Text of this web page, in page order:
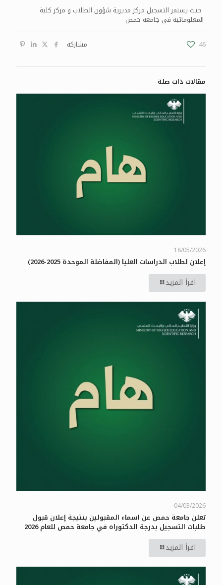
حيث يستمر التسجيل مركز مديرية شؤون الطلاب و مركز كلية
المعلوماتية في جامعة حمص
مشاركة
46
مقالات ذات صلة
18/05/2026
إعلان لطلاب الدراسات العليا (المفاضلة الموحدة 2025-2026)
اقرأ المزيد
04/03/2026
تعلن جامعة حمص عن اسماء المقبولين بنتيجة إعلان قبول
طلبات التسجيل بدرجة الدكتوراه في جامعة حمص للعام 2026
اقرأ المزيد